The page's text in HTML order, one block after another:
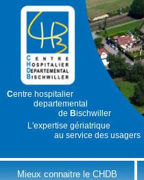
Centre hospitalier
departemental
de Bischwiller
L'expertise gériatrique
au service des usagers
Mieux connaitre le CHDB